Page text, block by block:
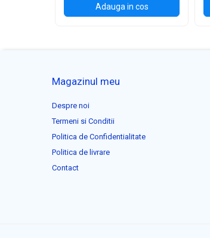
Adauga in cos
Magazinul meu
Despre noi
Termeni si Conditii
Politica de Confidentialitate
Politica de livrare
Contact